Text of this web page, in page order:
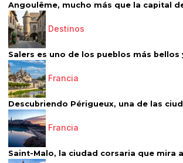
Angoulême, mucho más que la capital
Destinos
Salers es uno de los pueblos más bellos
Francia
Descubriendo Périgueux, una de las
Francia
Saint-Malo, la ciudad corsaria que mira